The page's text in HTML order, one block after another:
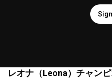
レオナ（Leona）チャン